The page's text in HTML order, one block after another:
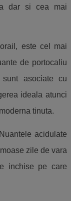
dar si cea mai
este cel mai
de portocaliu
asociate cu
ideala atunci
tinuta.
acidulate
zile de vara
inchise pe care